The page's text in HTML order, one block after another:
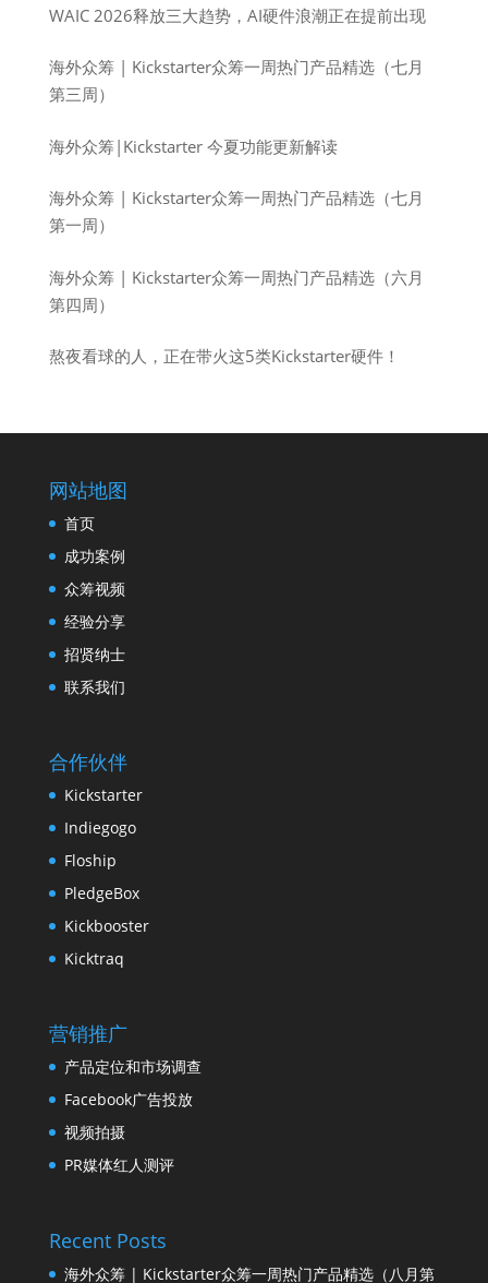
WAIC 2026释放三大趋势，AI硬件浪潮正在提前出现
海外众筹 | Kickstarter众筹一周热门产品精选（七月
第三周）
海外众筹|Kickstarter 今夏功能更新解读
海外众筹 | Kickstarter众筹一周热门产品精选（七月
第一周）
海外众筹 | Kickstarter众筹一周热门产品精选（六月
第四周）
熬夜看球的人，正在带火这5类Kickstarter硬件！
网站地图
首页
成功案例
众筹视频
经验分享
招贤纳士
联系我们
合作伙伴
Kickstarter
Indiegogo
Floship
PledgeBox
Kickbooster
Kicktraq
营销推广
产品定位和市场调查
Facebook广告投放
视频拍摄
PR媒体红人测评
Recent Posts
海外众筹 | Kickstarter众筹一周热门产品精选（八月第